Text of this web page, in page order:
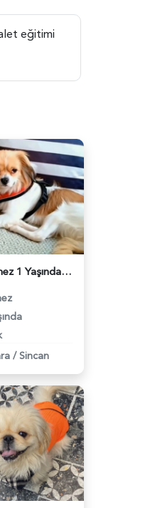
eğitimi
Pekinez 1 Yaşında Köpeğim Eş Arıyor - 118984019
/ Sincan